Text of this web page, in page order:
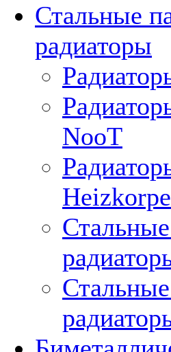
Стальные
радиаторы
NooT